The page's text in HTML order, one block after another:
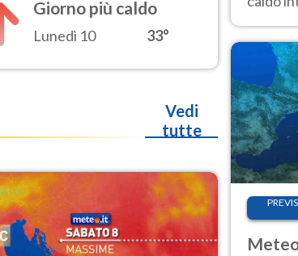
Giorno più caldo
Lunedì 10 33°
Vedi
tutte
Nord.